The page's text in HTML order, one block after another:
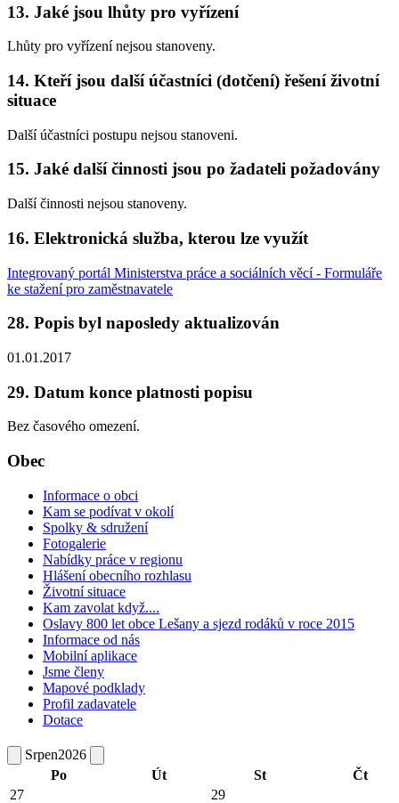
13. Jaké jsou lhůty pro vyřízení
Lhůty pro vyřízení nejsou stanoveny.
14. Kteří jsou další účastníci (dotčení) řešení životní
situace
Další účastníci postupu nejsou stanoveni.
15. Jaké další činnosti jsou po žadateli požadovány
Další činnosti nejsou stanoveny.
16. Elektronická služba, kterou lze využít
Integrovaný portál Ministerstva práce a sociálních věcí - Formuláře
ke stažení pro zaměstnavatele
28. Popis byl naposledy aktualizován
01.01.2017
29. Datum konce platnosti popisu
Bez časového omezení.
Obec
Informace o obci
Kam se podívat v okolí
Spolky & sdružení
Fotogalerie
Nabídky práce v regionu
Hlášení obecního rozhlasu
Životní situace
Kam zavolat když....
Oslavy 800 let obce Lešany a sjezd rodáků v roce 2015
Informace od nás
Mobilní aplikace
Jsme členy
Mapové podklady
Profil zadavatele
Dotace
Srpen2026
Po
Út St
Čt
27
29